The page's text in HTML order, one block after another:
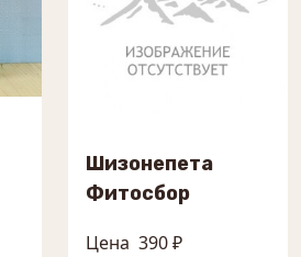
Шизонепета
Фитосбор
Цена 390 ₽